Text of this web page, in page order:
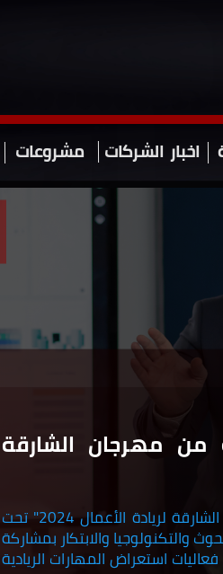
مشروعات اخبارالشركات
من مهرجان الشارقة
انطلقت اليوم فعاليات الدورة السابعة من "مهرجان الشارقة لريادة الأعمال 2024" تحت
والابتكار بمشاركة
من أبرز فعاليات استعراض المهارات الريادية